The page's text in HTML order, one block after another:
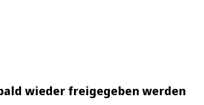
wieder freigegeben werden